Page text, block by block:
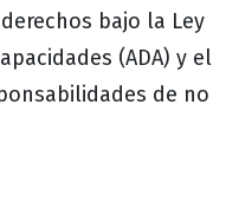
bajo la Ley
(ADA) y el
de no